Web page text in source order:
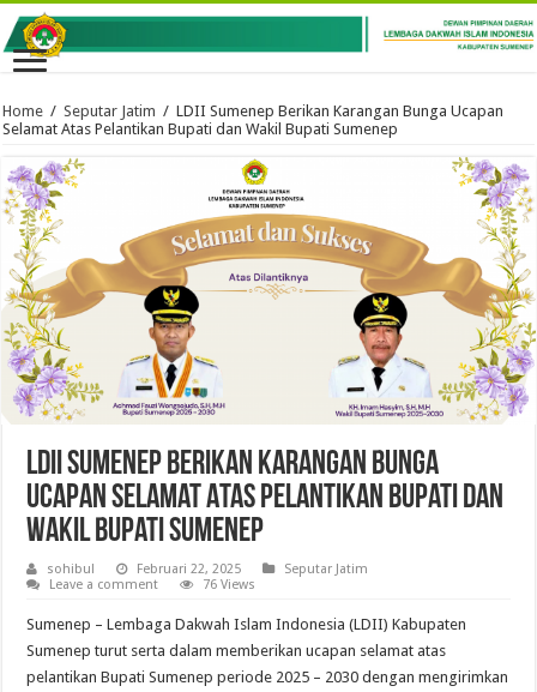
Home / Seputar Jatim / LDII Sumenep Berikan Karangan Bunga Ucapan
Selamat Atas Pelantikan Bupati dan Wakil Bupati Sumenep
LDII Sumenep Berikan Karangan Bunga
Ucapan Selamat Atas Pelantikan Bupati dan
Wakil Bupati Sumenep
sohibul Februari 22, 2025
Seputar Jatim
Leave a comment
76 Views
Sumenep – Lembaga Dakwah Islam Indonesia (LDII) Kabupaten
Sumenep turut serta dalam memberikan ucapan selamat atas
pelantikan Bupati Sumenep periode 2025 – 2030 dengan mengirimkan